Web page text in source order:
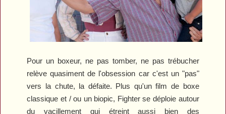
Pour un boxeur, ne pas tomber, ne pas trébucher
relève quasiment de l'obsession car c'est un "pas"
vers la chute, la défaite. Plus qu'un film de boxe
classique et / ou un biopic, Fighterse déploie autour
du vacillement qui étreint aussi bien des